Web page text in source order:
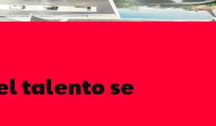
talento se